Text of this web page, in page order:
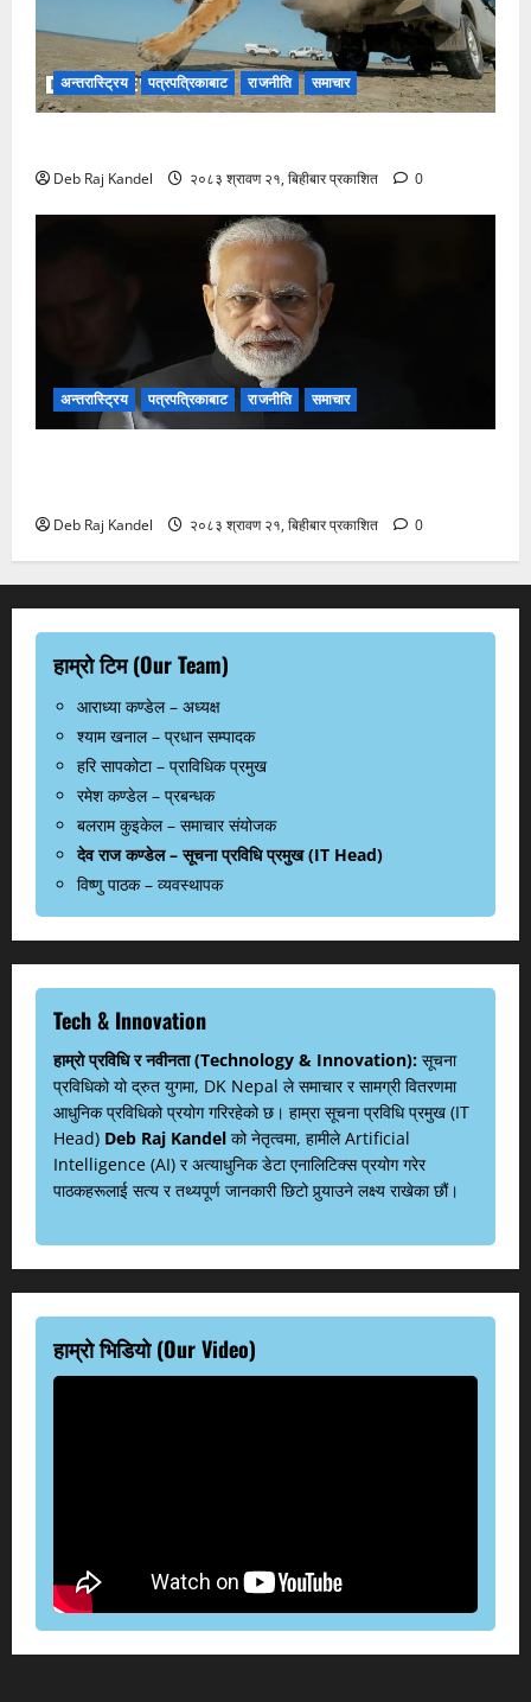
अन्तरास्ट्रिय पत्रपत्रिकाबाट राजनीति समाचार
Deb Raj Kandel २०८३ श्रावण २१, बिहीबार प्रकाशित 0
अन्तरास्ट्रिय पत्रपत्रिकाबाट राजनीति समाचार
Deb Raj Kandel २०८३ श्रावण २१, बिहीबार प्रकाशित 0
हाम्रो टिम (Our Team)
आराध्या कण्डेल – अध्यक्ष
श्याम खनाल – प्रधान सम्पादक
हरि सापकोटा – प्राविधिक प्रमुख
रमेश कण्डेल – प्रबन्धक
बलराम कुइकेल – समाचार संयोजक
देव राज कण्डेल – सूचना प्रविधि प्रमुख (IT Head)
विष्णु पाठक – व्यवस्थापक
Tech & Innovation
हाम्रो प्रविधि र नवीनता (Technology & Innovation): सूचना
प्रविधिको यो द्रुत युगमा, DK Nepal ले समाचार र सामग्री वितरणमा
आधुनिक प्रविधिको प्रयोग गरिरहेको छ। हाम्रा सूचना प्रविधि प्रमुख (IT
Head) Deb Raj Kandel को नेतृत्वमा, हामीले Artificial
Intelligence (AI) र अत्याधुनिक डेटा एनालिटिक्स प्रयोग गरेर
पाठकहरूलाई सत्य र तथ्यपूर्ण जानकारी छिटो पुर्‍याउने लक्ष्य राखेका छौं।
हाम्रो भिडियो (Our Video)